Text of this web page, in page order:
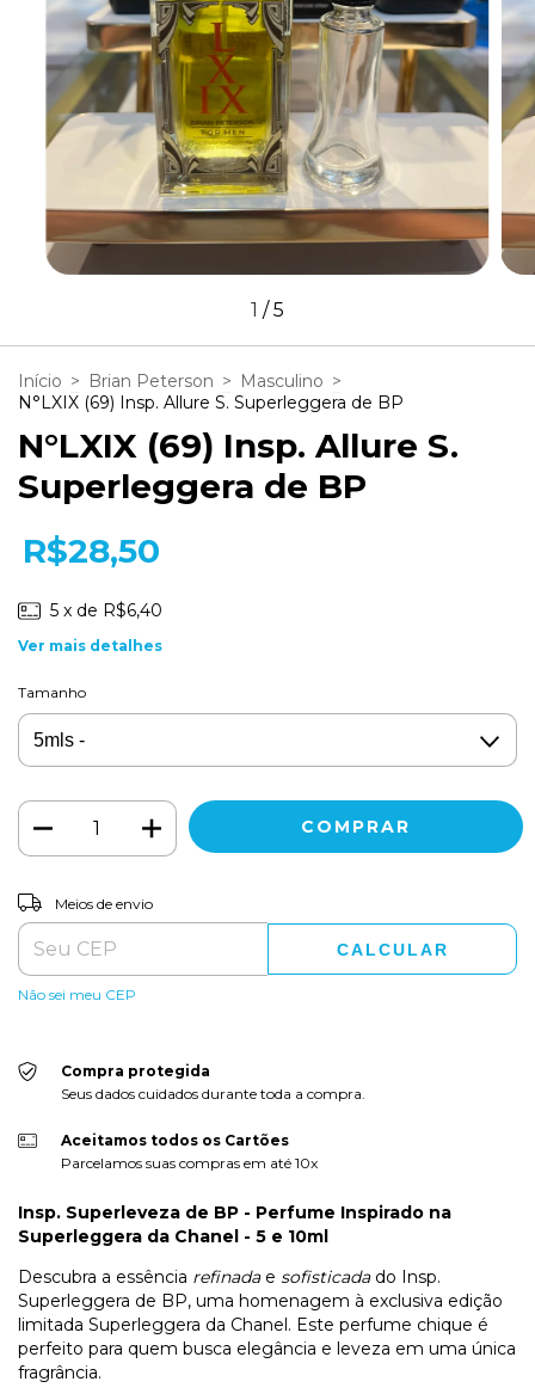
1 /5
Início > Brian Peterson > Masculino >
N°LXIX (69) Insp. Allure S. Superleggera de BP
N°LXIX (69) Insp. Allure S.
Superleggera de BP
R$28,50
5 x de R$6,40
Ver mais detalhes
Tamanho
Entregas para o CEP:
Meios de envio
CALCULAR
Não sei meu CEP
Compra protegida
Seus dados cuidados durante toda a compra.
Aceitamos todos os Cartões
Parcelamos suas compras em até 10x
Insp. Superleveza de BP - Perfume Inspirado na
Superleggera da Chanel - 5 e 10ml
Descubra a essência refinadae sofisticadado Insp.
Superleggera de BP, uma homenagem à exclusiva edição
limitada Superleggera da Chanel. Este perfume chique é
perfeito para quem busca elegância e leveza em uma única
fragrância.